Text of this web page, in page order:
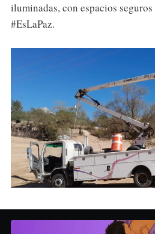
iluminadas, con espacios
#EsLaPaz.